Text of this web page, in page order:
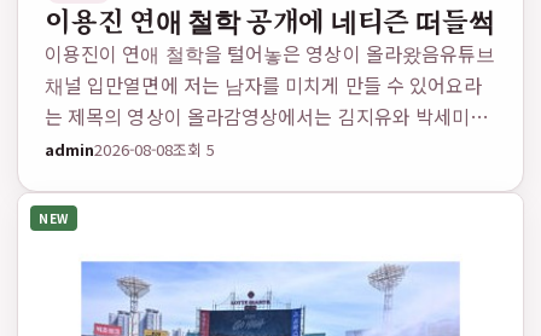
이용진 연애 철학 공개에 네티즌 떠들썩
이용진이 연애 철학을 털어놓은 영상이 올라왔음유튜브
채널 입만열면에 저는 남자를 미치게 만들 수 있어요라
는 제목의 영상이 올라감영상에서는 김지유와 박세미가
출연했고 이용진이 인터뷰를 했음이용진은 연애에 대해
면 안 된…
admin2026-08-08조회 5
NEW